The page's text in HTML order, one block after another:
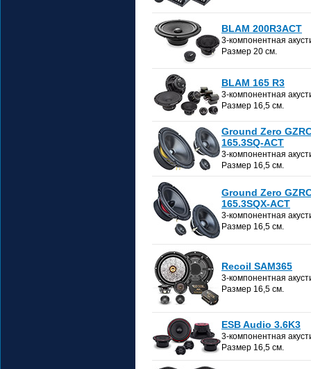
BLAM 200R3ACT
3-компонентная
Размер 20 см.
BLAM 165 R3
3-компонентная
Размер 16,5 см.
Ground Zero
165.3SQ-ACT
3-компонентная
Размер 16,5 см.
Ground Zero
165.3SQX-ACT
3-компонентная
Размер 16,5 см.
Recoil SAM365
3-компонентная
Размер 16,5 см.
ESB Audio 3.6K3
3-компонентная
Размер 16,5 см.